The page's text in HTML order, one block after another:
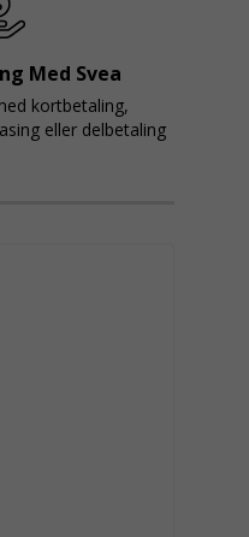
Med Svea
kortbetaling,
eller delbetaling